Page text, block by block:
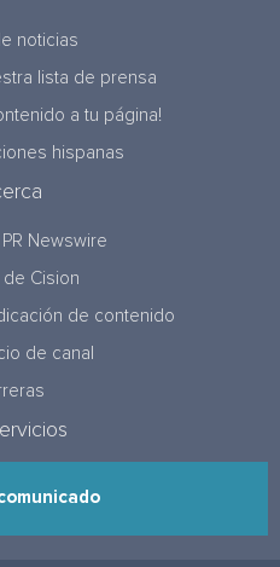
noticias
lista de prensa
a tu página!
hispanas
Newswire
Cision
de contenido
de canal